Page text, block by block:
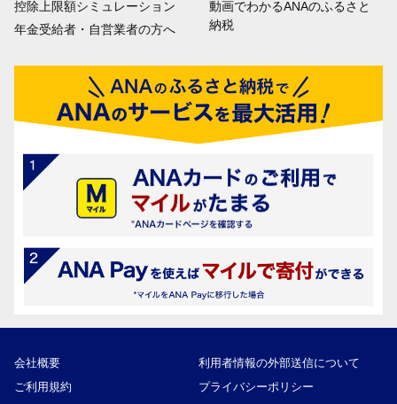
控除上限額シミュレーション
年金受給者・自営業者の方へ
動画でわかるANAのふるさと
納税
会社概要
利用者情報の外部送信について
ご利用規約
プライバシーポリシー